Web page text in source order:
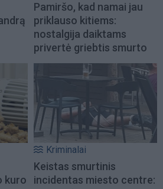
Pamiršo, kad namai jau
priklauso kitiems:
nostalgija daiktams
privertė griebtis smurto
kuro
Kriminalai
Keistas smurtinis
incidentas miesto centre: